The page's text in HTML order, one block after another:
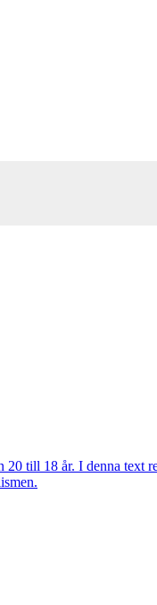
20 till 18 år. I denna